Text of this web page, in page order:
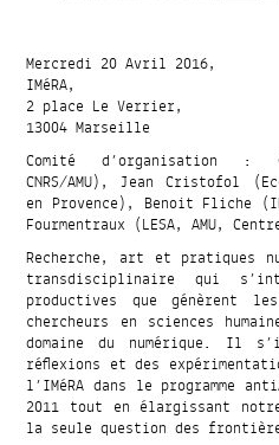
Mercredi 20 Avril 2016,
IMéRA,
2 place Le Verrier,
13004 Marseille
Comité d’organisation :
CNRS/AMU), Jean Cristofol
en Provence), Benoit Fliche
Fourmentraux (LESA, AMU,
Recherche, art et pratiques
transdisciplinaire qui
productives que génèrent
chercheurs en sciences
domaine du numérique. Il
réflexions et des
l’IMéRA dans le programme
2011 tout en élargissant
la seule question des